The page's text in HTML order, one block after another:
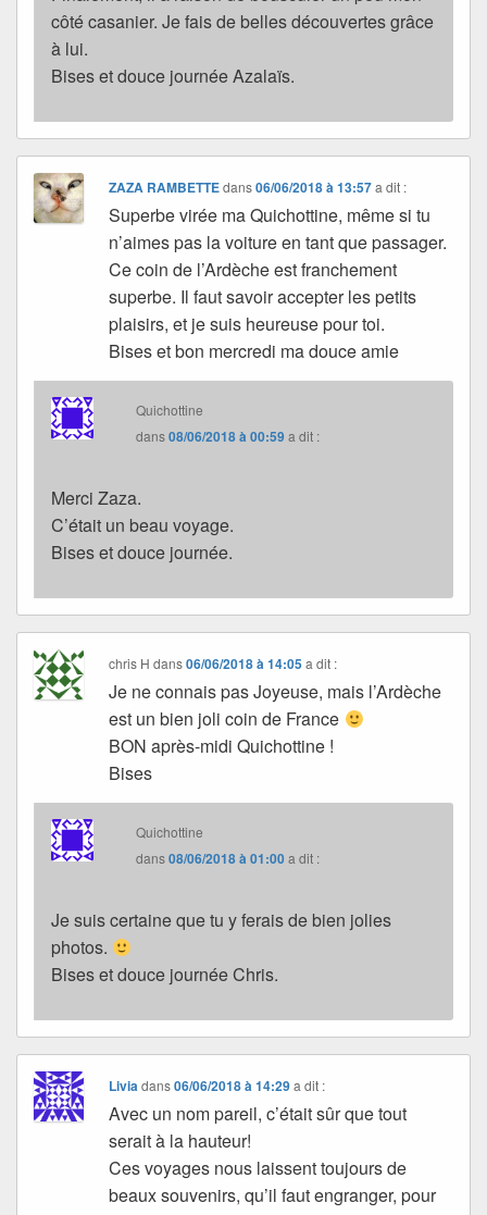
côté casanier. Je fais de belles découvertes grâce
à lui.
Bises et douce journée Azalaïs.
ZAZA RAMBETTEdans06/06/2018 à 13:57 a dit :
Superbe virée ma Quichottine, même si tu
n’aimes pas la voiture en tant que passager.
Ce coin de l’Ardèche est franchement
superbe. Il faut savoir accepter les petits
plaisirs, et je suis heureuse pour toi.
Bises et bon mercredi ma douce amie
Quichottine
dans08/06/2018 à 00:59a dit :
Merci Zaza.
C’était un beau voyage.
Bises et douce journée.
chris H dans06/06/2018 à 14:05 a dit :
Je ne connais pas Joyeuse, mais l’Ardèche
est un bien joli coin de France
BON après-midi Quichottine !
Bises
Quichottine
dans08/06/2018 à 01:00a dit :
Je suis certaine que tu y ferais de bien jolies
photos.
Bises et douce journée Chris.
Liviadans06/06/2018 à 14:29 a dit :
Avec un nom pareil, c’était sûr que tout
serait à la hauteur!
Ces voyages nous laissent toujours de
beaux souvenirs, qu’il faut engranger, pour